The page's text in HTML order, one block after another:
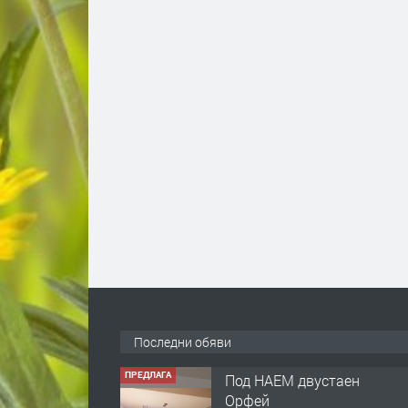
Последни обяви
ПРЕДЛАГА
Нов апартамент на ул.
Липа до Езикова